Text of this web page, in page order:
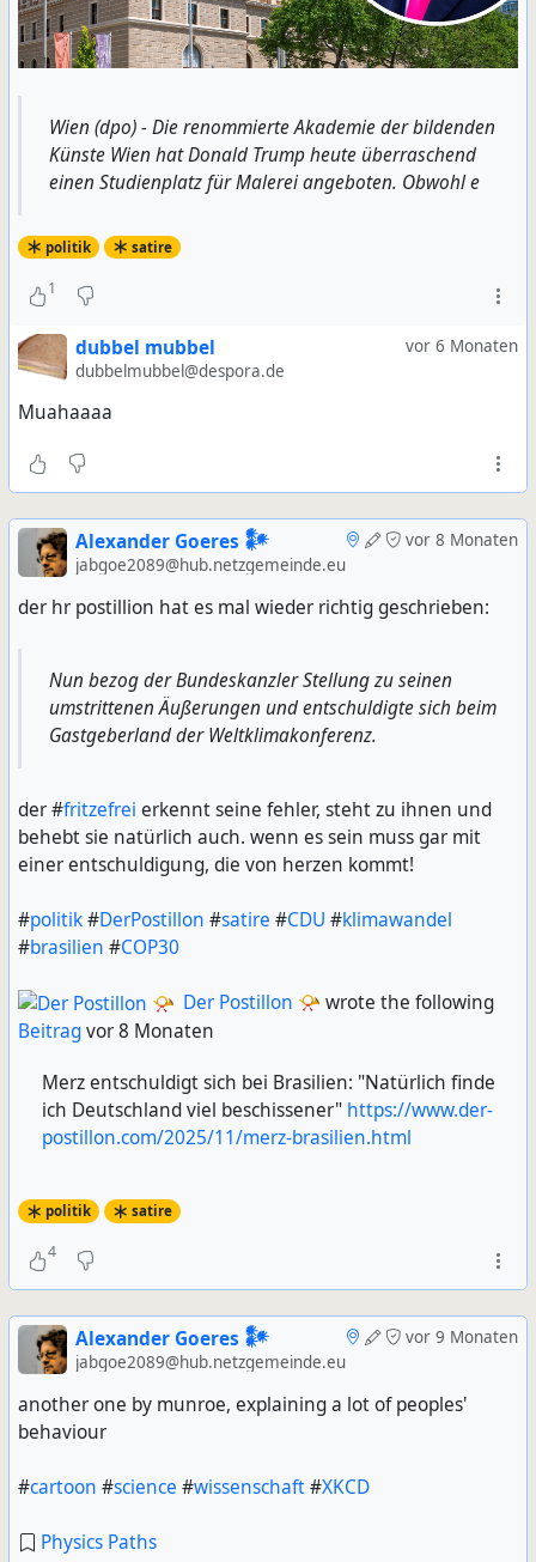
Wien (dpo) - Die renommierte Akademie der bildenden
Künste Wien hat Donald Trump heute überraschend
einen Studienplatz für Malerei angeboten. Obwohl e
politik satire
1
vor 6 Monaten
dubbel mubbel
dubbelmubbel@despora.de
Muahaaaa
vor 8 Monaten
Alexander Goeres 𒀯
jabgoe2089@hub.netzgemeinde.eu
der hr postillion hat es mal wieder richtig geschrieben:
Nun bezog der Bundeskanzler Stellung zu seinen
umstrittenen Äußerungen und entschuldigte sich beim
Gastgeberland der Weltklimakonferenz.
der #fritzefrei erkennt seine fehler, steht zu ihnen und
behebt sie natürlich auch. wenn es sein muss gar mit
einer entschuldigung, die von herzen kommt!
#politik#DerPostillon #satire #CDU #klimawandel
#brasilien #COP30
Der Postillon 📯 wrote the following
Beitragvor 8 Monaten
Merz entschuldigt sich bei Brasilien: "Natürlich finde
ich Deutschland viel beschissener" https://www.der-
postillon.com/2025/11/merz-brasilien.html
politik satire
4
vor 9 Monaten
Alexander Goeres 𒀯
jabgoe2089@hub.netzgemeinde.eu
another one by munroe, explaining a lot of peoples'
behaviour
#cartoon #science #wissenschaft#XKCD
Physics Paths